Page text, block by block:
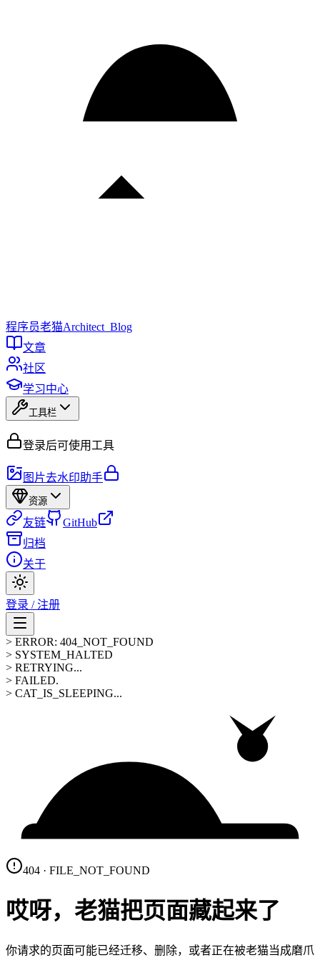
程序员老猫Architect_Blog
文章
社区
学习中心
工具栏
登录后可使用工具
图片去水印助手
资源
友链
GitHub
归档
关于
登录 / 注册
> ERROR: 404_NOT_FOUND
> SYSTEM_HALTED
> RETRYING...
> FAILED.
> CAT_IS_SLEEPING...
404 · FILE_NOT_FOUND
哎呀，老猫把页面藏起来了
你请求的页面可能已经迁移、删除，或者正在被老猫当成磨爪